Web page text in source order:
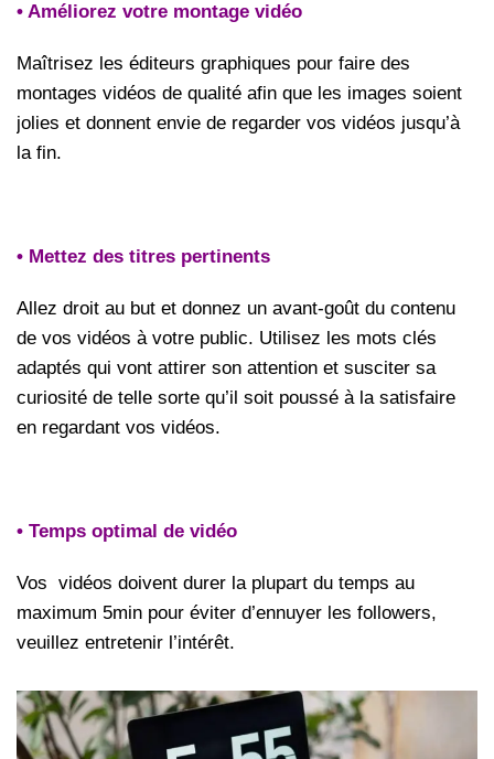
• Améliorez votre montage vidéo
Maîtrisez les éditeurs graphiques pour faire des
montages vidéos de qualité afin que les images soient
jolies et donnent envie de regarder vos vidéos jusqu’à
la fin.
• Mettez des titres pertinents
Allez droit au but et donnez un avant-goût du contenu
de vos vidéos à votre public. Utilisez les mots clés
adaptés qui vont attirer son attention et susciter sa
curiosité de telle sorte qu’il soit poussé à la satisfaire
en regardant vos vidéos.
• Temps optimal de vidéo
Vos vidéos doivent durer la plupart du temps au
maximum 5min pour éviter d’ennuyer les followers,
veuillez entretenir l’intérêt.